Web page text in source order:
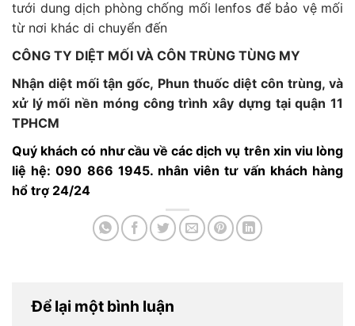
tưới dung dịch phòng chống mối lenfos để bảo vệ mối
từ nơi khác di chuyển đến
CÔNG TY DIỆT MỐI VÀ CÔN TRÙNG TÙNG MY
Nhận diệt mối tận gốc, Phun thuốc diệt côn trùng, và
xử lý mối nền móng công trình xây dựng tại quận 11
TPHCM
Quý khách có như cầu về các dịch vụ trên xin viu lòng
liệ hệ: 090 866 1945. nhân viên tư vấn khách hàng
hổ trợ 24/24
Để lại một bình luận